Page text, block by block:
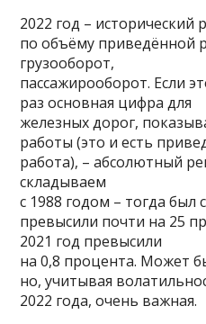
2022 год – исторический
по объёму приведённой
грузооборот,
пассажирооборот. Если
раз основная цифра для
железных дорог,
работы (это и есть
работа), – абсолютный
складываем
с 1988 годом – тогда был
превысили почти на 25
2021 год превысили
на 0,8 процента. Может
но, учитывая
2022 года, очень важная.